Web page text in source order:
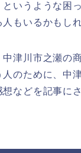
いうような困
もいるかもし
津川市之瀬の
のために、中
想などを記事に